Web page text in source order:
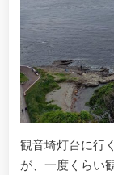
観音埼灯台に行
が、一度くらい